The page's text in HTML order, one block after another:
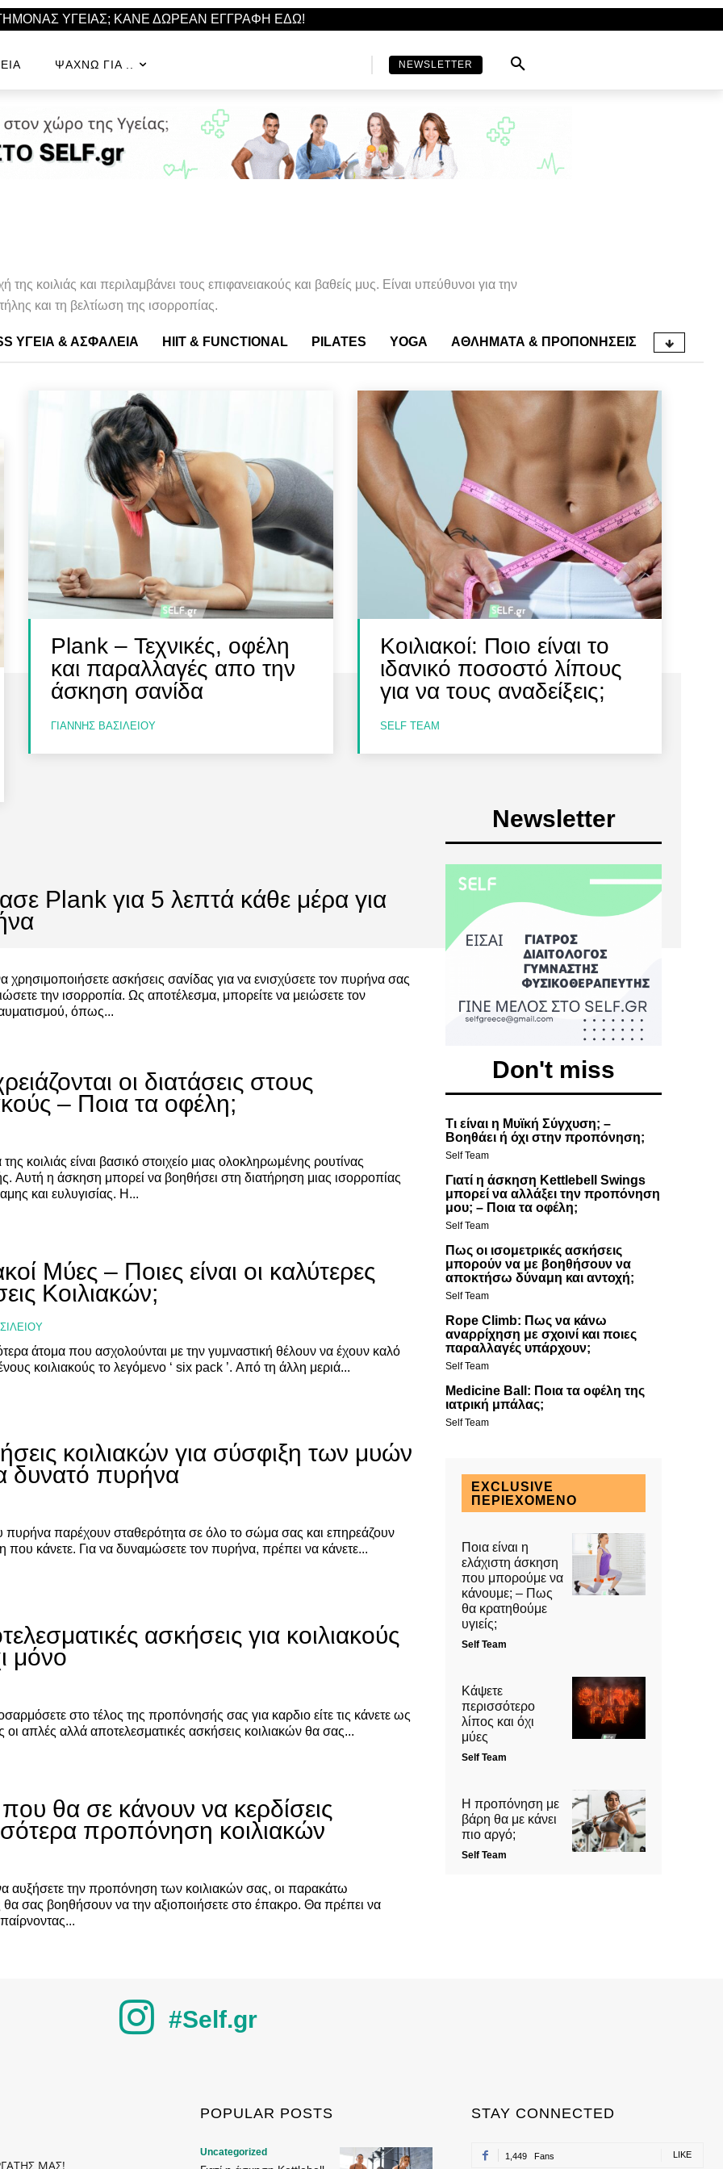
Διαιτολόγο,
& Φυσικοθεραπευτή
Αναζήτηση
Διαιτολόγο,
& Φυσικοθεραπευτή
Αναζήτηση
ΥΓΕΙΑΣ; ΚΑΝΕ ΔΩΡΕΑΝ ΕΓΓΡΑΦΗ ΕΔΩ!
ΨΆΧΝΩ ΓΙΑ .. NEWSLETTER
της κοιλιάς και περιλαμβάνει τους επιφανειακούς και βαθείς μυς. Είναι υπεύθυνοι για την
και τη βελτίωση της ισορροπίας.
ΥΓΕΙΑ & ΑΣΦΆΛΕΙΑ HIIT & FUNCTIONAL PILATES YOGA ΑΘΛΉΜΑΤΑ & ΠΡΟΠΟΝΉΣΕΙΣ
Plank – Τεχνικές, οφέλη
και παραλλαγές απο την
άσκηση σανίδα
ΓΙΆΝΝΗΣ ΒΑΣΙΛΕΊΟΥ
Κοιλιακοί: Ποιο είναι το
ιδανικό ποσοστό λίπους
για να τους αναδείξεις;
SELF TEAM
Plank για 5 λεπτά κάθε μέρα για
χρησιμοποιήσετε ασκήσεις σανίδας για να ενισχύσετε τον πυρήνα σας
την ισορροπία. Ως αποτέλεσμα, μπορείτε να μειώσετε τον
όπως...
οι διατάσεις στους
– Ποια τα οφέλη;
κοιλιάς είναι βασικό στοιχείο μιας ολοκληρωμένης ρουτίνας
Αυτή η άσκηση μπορεί να βοηθήσει στη διατήρηση μιας ισορροπίας
και ευλυγισίας. Η...
Μύες – Ποιες είναι οι καλύτερες
Κοιλιακών;
άτομα που ασχολούνται με την γυμναστική θέλουν να έχουν καλό
κοιλιακούς το λεγόμενο ‘ six pack ’. Από τη άλλη μεριά...
κοιλιακών για σύσφιξη των μυών
δυνατό πυρήνα
πυρήνα παρέχουν σταθερότητα σε όλο το σώμα σας και επηρεάζουν
που κάνετε. Για να δυναμώσετε τον πυρήνα, πρέπει να κάνετε...
ασκήσεις για κοιλιακούς
μόνο
στο τέλος της προπόνησής σας για καρδιο είτε τις κάνετε ως
οι απλές αλλά αποτελεσματικές ασκήσεις κοιλιακών θα σας...
θα σε κάνουν να κερδίσεις
προπόνηση κοιλιακών
αυξήσετε την προπόνηση των κοιλιακών σας, οι παρακάτω
σας βοηθήσουν να την αξιοποιήσετε στο έπακρο. Θα πρέπει να
Newsletter
Don't miss
Τι είναι η Μυϊκή Σύγχυση; –
Βοηθάει ή όχι στην προπόνηση;
Self Team
Γιατί η άσκηση Kettlebell Swings
μπορεί να αλλάξει την προπόνηση
μου; – Ποια τα οφέλη;
Self Team
Πως οι ισομετρικές ασκήσεις
μπορούν να με βοηθήσουν να
αποκτήσω δύναμη και αντοχή;
Self Team
Rope Climb: Πως να κάνω
αναρρίχηση με σχοινί και ποιες
παραλλαγές υπάρχουν;
Self Team
Medicine Ball: Ποια τα οφέλη της
ιατρική μπάλας;
Self Team
EXCLUSIVE
ΠΕΡΙΕΧΌΜΕΝΟ
Ποια είναι η
ελάχιστη άσκηση
που μπορούμε να
κάνουμε; – Πως
θα κρατηθούμε
υγιείς;
Self Team
Κάψετε
περισσότερο
λίπος και όχι
μύες
Self Team
Η προπόνηση με
βάρη θα με κάνει
πιο αργό;
Self Team
#Self.gr
ΜΑΣ!
POPULAR POSTS
Uncategorized
STAY CONNECTED
1,449 Fans LIKE